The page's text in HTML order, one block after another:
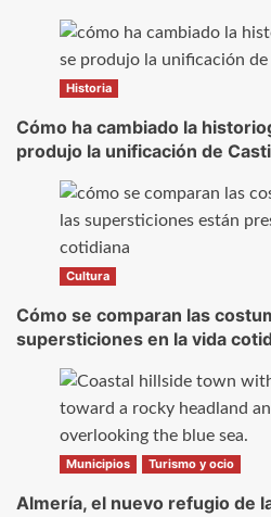
Historia
Cómo ha cambiado la
produjo la unificación de
Cultura
Cómo se comparan las
supersticiones en la vida
Municipios Turismo y ocio
Almería, el nuevo refugio de